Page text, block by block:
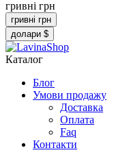
гривні грн
гривні грн
долари $
Каталог
Блог
Умови продажу
Доставка
Оплата
Faq
Контакти